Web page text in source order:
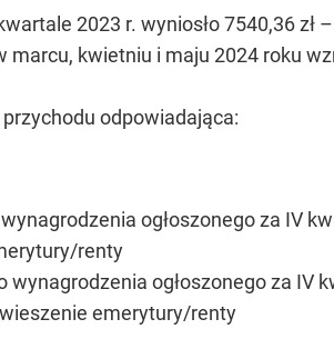
2023 r. wyniosło 7540,36 zł
marcu, kwietniu i maju 2024 roku
odpowiadająca:
ogłoszonego za IV
renty
ogłoszonego za IV
emerytury/renty